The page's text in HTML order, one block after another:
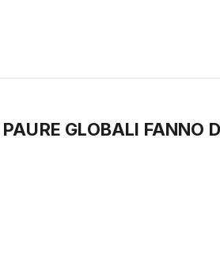
GLOBALI FANNO